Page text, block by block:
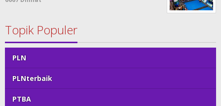
Topik Populer
PLN
PLNterbaik
PTBA